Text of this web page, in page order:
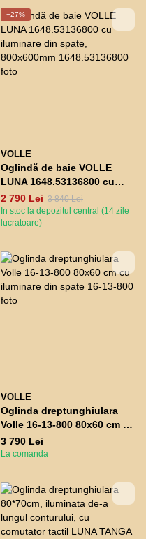
−27%
VOLLE
Oglindă de baie VOLLE
LUNA 1648.53136800 cu
iluminare din spate,
800x600mm
2 790 Lei 3 840 Lei
In stoc la depozitul central (14 zile
lucratoare)
VOLLE
Oglinda dreptunghiulara
Volle 16-13-800 80x60 cm cu
iluminare din spate
3 790 Lei
La comanda